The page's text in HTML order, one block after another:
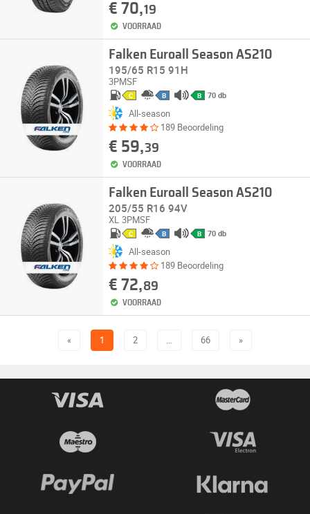
€ 70,19
VOORRAAD
Falken Euroall Season AS210
195/65 R15 91H
3PMSF
C B B 70 db
All-season
189 Beoordeling
€ 59,39
VOORRAAD
Falken Euroall Season AS210
205/55 R16 94V
XL 3PMSF
C B B 70 db
All-season
189 Beoordeling
€ 72,89
VOORRAAD
« 1 2 … 66 »